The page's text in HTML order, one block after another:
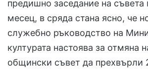
предишно заседание на съвета
месец, в сряда стана ясно, че
служебно ръководство на
културата настоява за отмяна
общински съвет да прехвърли